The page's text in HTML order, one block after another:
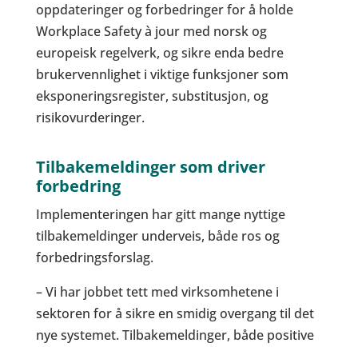
oppdateringer og forbedringer for å holde
Workplace Safety à jour med norsk og
europeisk regelverk, og sikre enda bedre
brukervennlighet i viktige funksjoner som
eksponeringsregister, substitusjon, og
risikovurderinger.
Tilbakemeldinger som driver
forbedring
Implementeringen har gitt mange nyttige
tilbakemeldinger underveis, både ros og
forbedringsforslag.
– Vi har jobbet tett med virksomhetene i
sektoren for å sikre en smidig overgang til det
nye systemet. Tilbakemeldinger, både positive